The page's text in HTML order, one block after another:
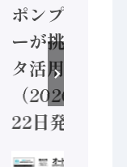
ポンプメーカ
ーが挑むデー
タ活用 など
（2026年7月
22日発行）